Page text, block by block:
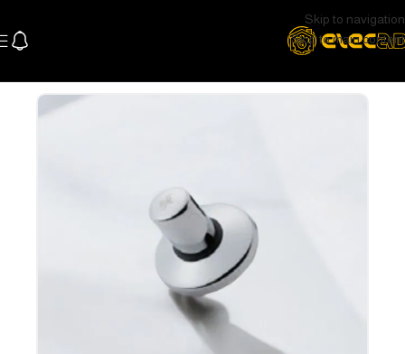
Skip to navigation
Skip to main content